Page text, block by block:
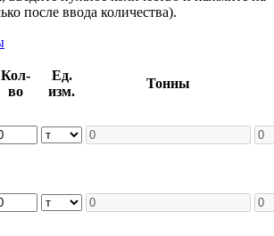
после ввода количества).
Кол-
во
Ед.
изм.
Тонны